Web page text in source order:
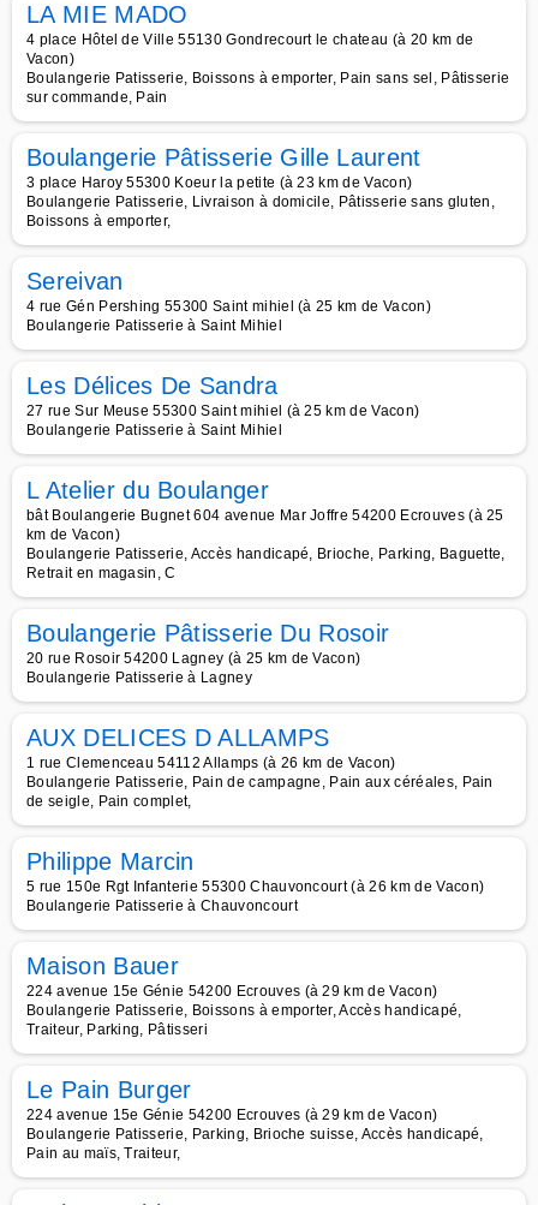
LA MIE MADO
4 place Hôtel de Ville 55130 Gondrecourt le chateau (à 20 km de
Vacon)
Boulangerie Patisserie, Boissons à emporter, Pain sans sel, Pâtisserie
sur commande, Pain
Boulangerie Pâtisserie Gille Laurent
3 place Haroy 55300 Koeur la petite (à 23 km de Vacon)
Boulangerie Patisserie, Livraison à domicile, Pâtisserie sans gluten,
Boissons à emporter,
Sereivan
4 rue Gén Pershing 55300 Saint mihiel (à 25 km de Vacon)
Boulangerie Patisserie à Saint Mihiel
Les Délices De Sandra
27 rue Sur Meuse 55300 Saint mihiel (à 25 km de Vacon)
Boulangerie Patisserie à Saint Mihiel
L Atelier du Boulanger
bât Boulangerie Bugnet 604 avenue Mar Joffre 54200 Ecrouves (à 25
km de Vacon)
Boulangerie Patisserie, Accès handicapé, Brioche, Parking, Baguette,
Retrait en magasin, C
Boulangerie Pâtisserie Du Rosoir
20 rue Rosoir 54200 Lagney (à 25 km de Vacon)
Boulangerie Patisserie à Lagney
AUX DELICES D ALLAMPS
1 rue Clemenceau 54112 Allamps (à 26 km de Vacon)
Boulangerie Patisserie, Pain de campagne, Pain aux céréales, Pain
de seigle, Pain complet,
Philippe Marcin
5 rue 150e Rgt Infanterie 55300 Chauvoncourt (à 26 km de Vacon)
Boulangerie Patisserie à Chauvoncourt
Maison Bauer
224 avenue 15e Génie 54200 Ecrouves (à 29 km de Vacon)
Boulangerie Patisserie, Boissons à emporter, Accès handicapé,
Traiteur, Parking, Pâtisseri
Le Pain Burger
224 avenue 15e Génie 54200 Ecrouves (à 29 km de Vacon)
Boulangerie Patisserie, Parking, Brioche suisse, Accès handicapé,
Pain au maïs, Traiteur,